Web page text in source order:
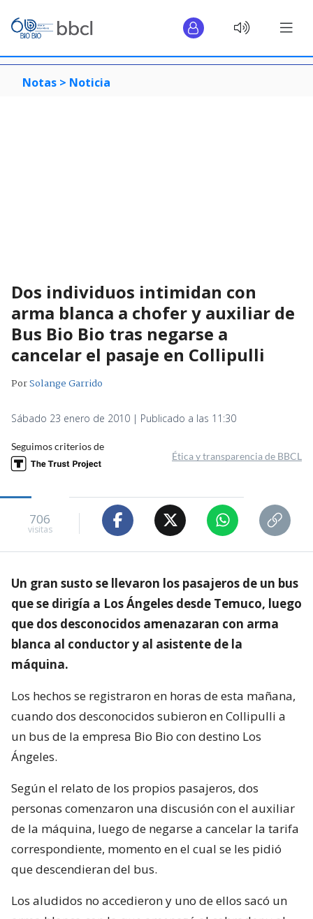
Notas > Noticia
Dos individuos intimidan con
arma blanca a chofer y auxiliar de
Bus Bio Bio tras negarse a
cancelar el pasaje en Collipulli
PorSolange Garrido
Sábado 23 enero de 2010 | Publicado a las 11:30
Seguimos criterios de
Ética y transparencia de BBCL
706
visitas
Un gran susto se llevaron los pasajeros de un bus
que se dirigía a Los Ángeles desde Temuco, luego
que dos desconocidos amenazaran con arma
blanca al conductor y al asistente de la
máquina.
Los hechos se registraron en horas de esta mañana,
cuando dos desconocidos subieron en Collipulli a
un bus de la empresa Bio Bio con destino Los
Ángeles.
Según el relato de los propios pasajeros, dos
personas comenzaron una discusión con el auxiliar
de la máquina, luego de negarse a cancelar la tarifa
correspondiente, momento en el cual se les pidió
que descendieran del bus.
Los aludidos no accedieron y uno de ellos sacó un